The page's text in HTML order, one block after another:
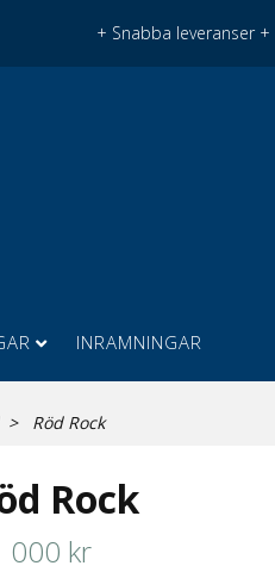
+ Snabba leveranser
INRAMNINGAR
Röd Rock
Rock
000 kr